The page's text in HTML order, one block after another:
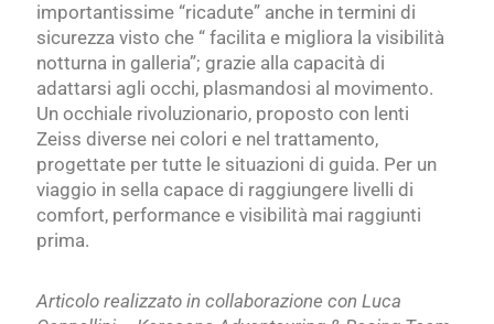
importantissime “ricadute” anche in termini di
sicurezza visto che “ facilita e migliora la visibilità
notturna in galleria”; grazie alla capacità di
adattarsi agli occhi, plasmandosi al movimento.
Un occhiale rivoluzionario, proposto con lenti
Zeiss diverse nei colori e nel trattamento,
progettate per tutte le situazioni di guida. Per un
viaggio in sella capace di raggiungere livelli di
comfort, performance e visibilità mai raggiunti
prima.
Articolo realizzato in collaborazione con Luca